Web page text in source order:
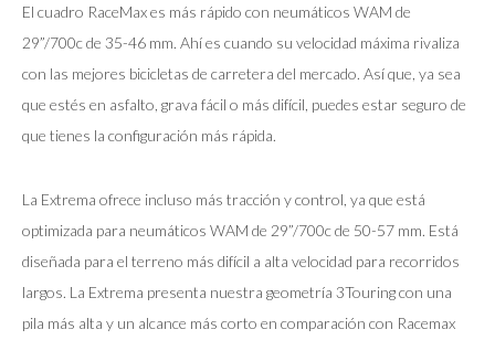
El cuadro RaceMax es más rápido con neumáticos WAM de
29”/700c de 35-46 mm. Ahí es cuando su velocidad máxima rivaliza
con las mejores bicicletas de carretera del mercado. Así que, ya sea
que estés en asfalto, grava fácil o más difícil, puedes estar seguro de
que tienes la configuración más rápida.
La Extrema ofrece incluso más tracción y control, ya que está
optimizada para neumáticos WAM de 29”/700c de 50-57 mm. Está
diseñada para el terreno más difícil a alta velocidad para recorridos
largos. La Extrema presenta nuestra geometría 3Touring con una
pila más alta y un alcance más corto en comparación con Racemax